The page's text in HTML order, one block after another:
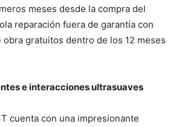
meses desde la compra del
reparación fuera de garantía con
obra gratuitos dentro de los 12 meses
e interacciones ultrasuaves
cuenta con una impresionante